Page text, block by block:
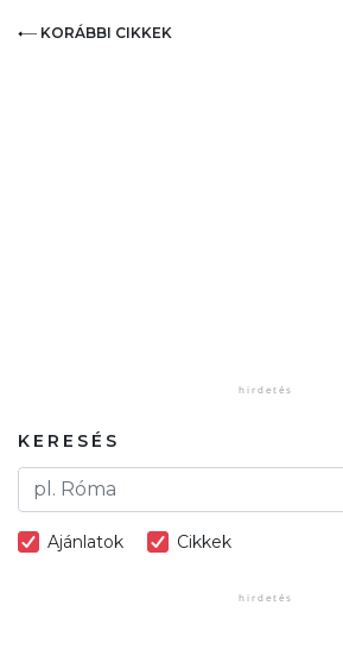
KORÁBBI CIKKEK
KERESÉS
Ajánlatok Cikkek